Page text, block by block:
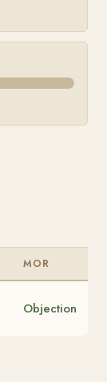
MOR
Objection